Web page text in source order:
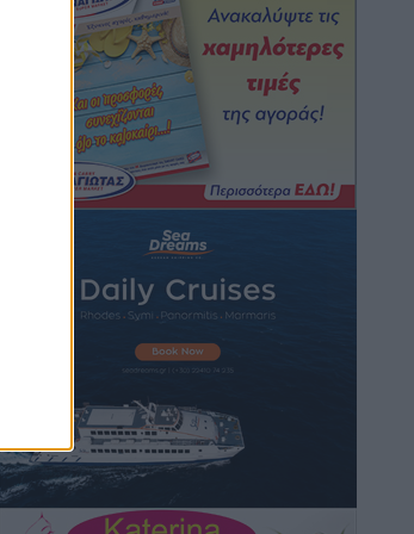
Τοπικές Ειδήσεις• πριν 9 ώρες
Iατρικός Σύλλογος Ροδου προς Α.
Γεωργιάδη: Στρατηγικές Προτάσεις για
την Ενίσχυση της Δημόσιας Υγείας στη
Νησιωτική Ελλάδα και στα
Νοσοκομεία της Γ΄ Ζώνης
πριν 9 ώρες
Πάνθηρες: Ξεκίνησαν αισιόδοξοι για
την παρθενική “πτήση” τους
πριν 9 ώρες
Άρης Αρχαγγέλου: Στο πλευρό του
άτυχου Ιάκωβου Θωμά
Αθλητικά• πριν 9 ώρες